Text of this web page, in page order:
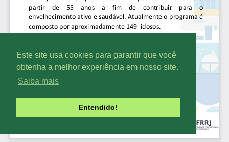
Este site usa cookies para garantir que você
obtenha a melhor experiência em nosso site.
Saiba mais
Entendido!